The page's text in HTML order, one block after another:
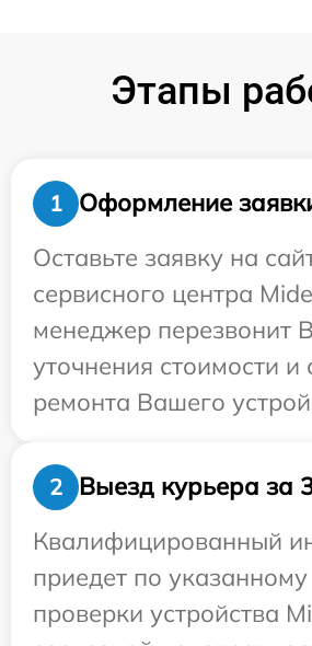
Этапы
1
Оформление
Оставьте заявку на
сервисного центра
менеджер перезвонит
уточнения стоимости и
ремонта Вашего
2
Выезд курьера за
Квалифицированный
приедет по
проверки устройства